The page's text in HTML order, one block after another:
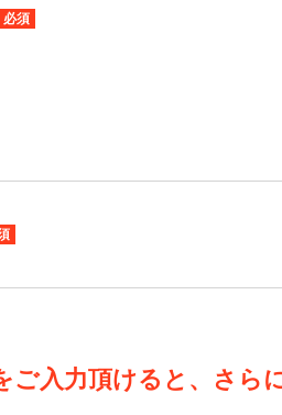
必須
ご入力頂けると、さら